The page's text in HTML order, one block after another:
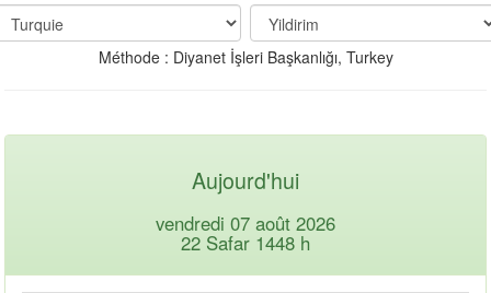
Méthode : Diyanet İşleri Başkanlığı, Turkey
Aujourd'hui
vendredi 07 août 2026
22 Safar 1448 h